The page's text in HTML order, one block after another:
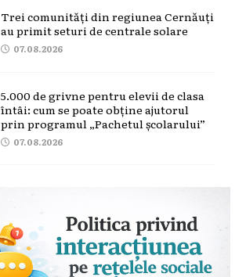
Trei comunități din regiunea Cernăuți
au primit seturi de centrale solare
07.08.2026
5.000 de grivne pentru elevii de clasa
întâi: cum se poate obține ajutorul
prin programul „Pachetul școlarului”
07.08.2026